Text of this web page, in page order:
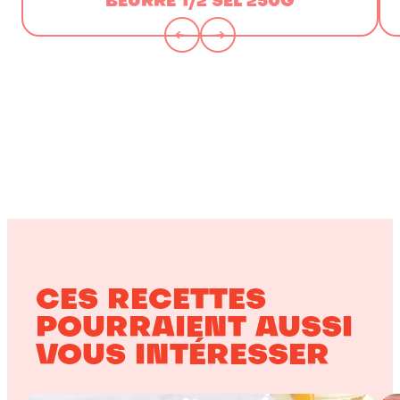
CES RECETTES
POURRAIENT AUSSI
VOUS INTÉRESSER